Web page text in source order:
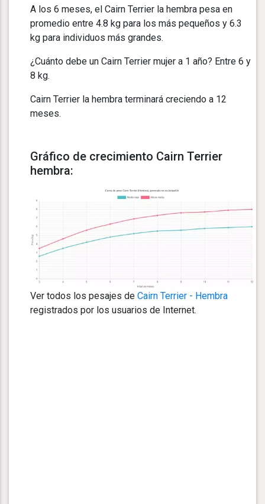
A los 6 meses, el Cairn Terrier la hembra pesa en
promedio entre 4.8 kg para los más pequeños y 6.3
kg para individuos más grandes.
¿Cuánto debe un Cairn Terrier mujer a 1 año? Entre 6 y
8 kg.
Cairn Terrier la hembra terminará creciendo a 12
meses.
Gráfico de crecimiento Cairn Terrier
hembra:
Ver todos los pesajes de Cairn Terrier - Hembra
registrados por los usuarios de Internet.